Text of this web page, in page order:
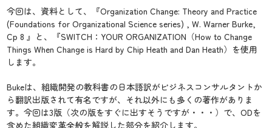
今回は、資料として、『Organization Change: Theory and Practice
(Foundations for Organizational Science series) , W. Warner Burke,
Cp 8 』と、『SWITCH：YOUR ORGANIZATION（How to Change
Things When Change is Hard by Chip Heath and Dan Heath）を使用
します。
Bukeは、組織開発の教科書の日本語訳がビジネスコンサルタントか
ら翻訳出版されて有名ですが、それ以外にも多くの著作がありま
す。今回は3版（次の版をすぐに出すそうですが・・・）で、ODを
含めた組織変革全般を解説した部分を紹介します。